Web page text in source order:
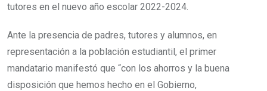
tutores en el nuevo año escolar 2022-2024.
Ante la presencia de padres, tutores y alumnos, en
representación a la población estudiantil, el primer
mandatario manifestó que “con los ahorros y la buena
disposición que hemos hecho en el Gobierno,